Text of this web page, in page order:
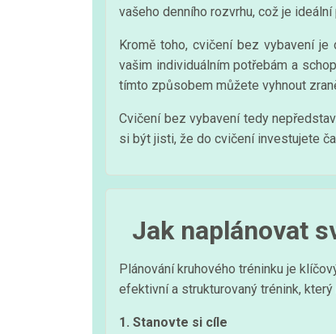
vašeho denního rozvrhu, což je
Kromě toho, cvičení bez vybavení
vašim individuálním potřebám a
tímto způsobem můžete vyhnout
Cvičení bez vybavení tedy
si být jisti, že do cvičení investujete
Jak naplánovat
Plánování kruhového tréninku je
efektivní a strukturovaný trénink,
1. Stanovte si cíle